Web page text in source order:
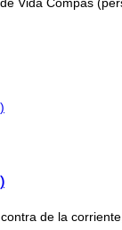
de la